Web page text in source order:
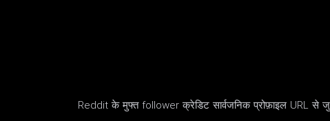
Reddit के मुफ्त follower क्रेडिट सार्वजनिक प्रोफ़ाइल URL से